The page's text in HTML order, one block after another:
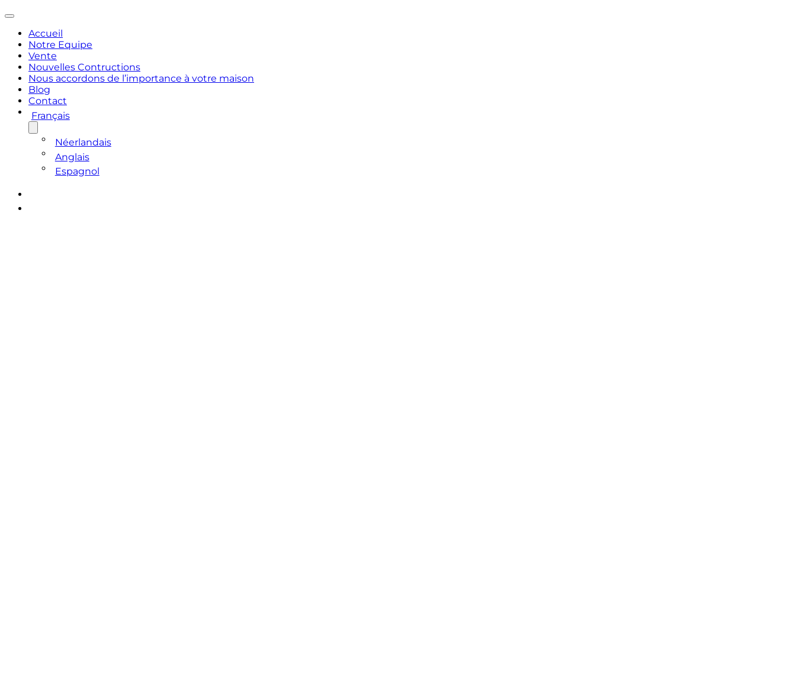
Accueil
Notre Equipe
Vente
Nouvelles Contructions
Nous accordons de l’importance à votre maison
Blog
Contact
Français
Néerlandais
Anglais
Espagnol